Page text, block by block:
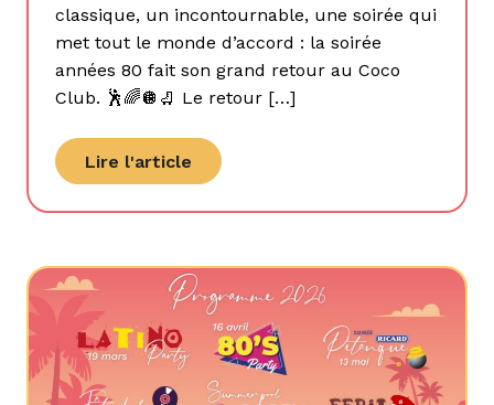
classique, un incontournable, une soirée qui
met tout le monde d’accord : la soirée
années 80 fait son grand retour au Coco
Club. 🕺🌈🪩🛼 Le retour […]
Lire l'article